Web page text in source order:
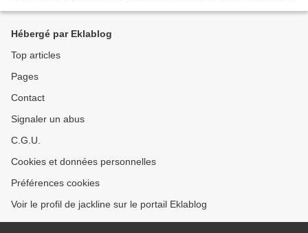
Hébergé par Eklablog
Top articles
Pages
Contact
Signaler un abus
C.G.U.
Cookies et données personnelles
Préférences cookies
Voir le profil de jackline sur le portail Eklablog